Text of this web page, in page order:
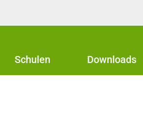
Schulen Downloads